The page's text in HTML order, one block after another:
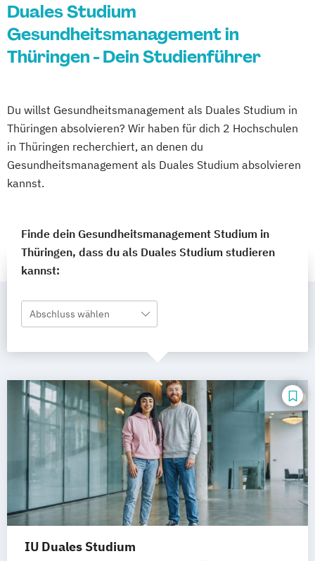
Duales Studium
Gesundheitsmanagement in
Thüringen - Dein Studienführer
Du willst Gesundheitsmanagement als Duales Studium in
Thüringen absolvieren? Wir haben für dich 2 Hochschulen
in Thüringen recherchiert, an denen du
Gesundheitsmanagement als Duales Studium absolvieren
kannst.
Finde dein Gesundheitsmanagement Studium in
Thüringen, dass du als Duales Studium studieren
kannst:
Abschluss wählen
IU Duales Studium